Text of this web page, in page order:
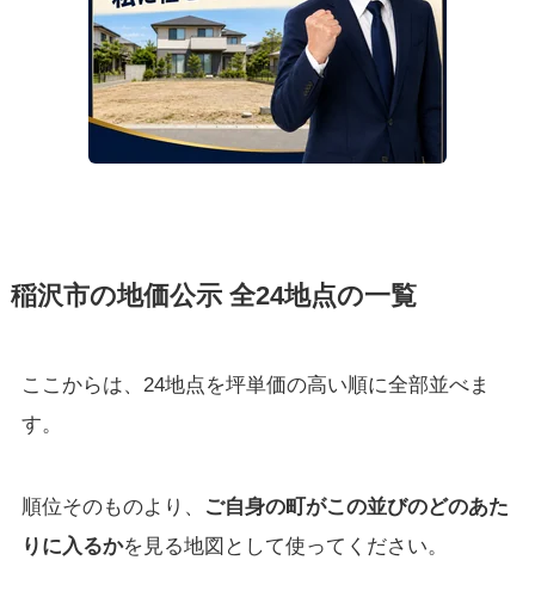
稲沢市の地価公示 全24地点の一覧
ここからは、24地点を坪単価の高い順に全部並べま
す。
順位そのものより、
ご自身の町がこの並びのどのあた
りに入るかを見る地図として使ってください。